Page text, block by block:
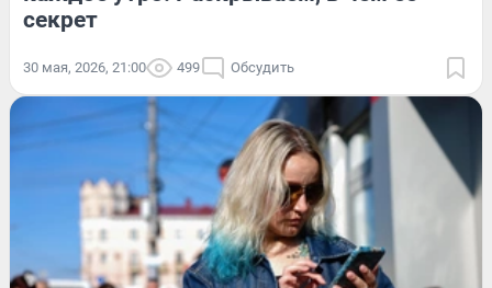
секрет
30 мая, 2026, 21:00 499 Обсудить